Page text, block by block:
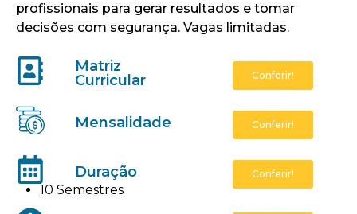
profissionais para gerar resultados e tomar
decisões com segurança. Vagas limitadas.
Matriz
Curricular
Conferir!
Mensalidade Conferir!
Duração Conferir!
10 Semestres